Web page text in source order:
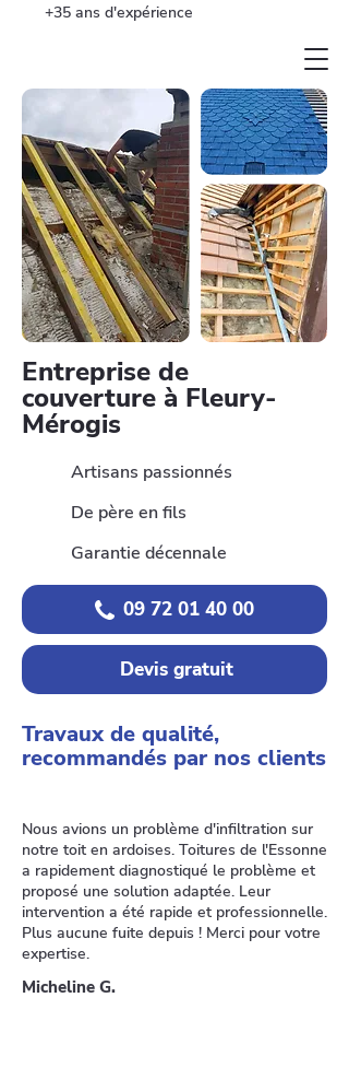
+35 ans d'expérience
Entreprise de
couverture à Fleury-
Mérogis
Artisans passionnés
De père en fils
Garantie décennale
09 72 01 40 00
Devis gratuit
Travaux de qualité,
recommandés par nos clients
Nous avions un problème d'infiltration sur
notre toit en ardoises. Toitures de l'Essonne
a rapidement diagnostiqué le problème et
proposé une solution adaptée. Leur
intervention a été rapide et professionnelle.
Plus aucune fuite depuis ! Merci pour votre
expertise.
Micheline G.